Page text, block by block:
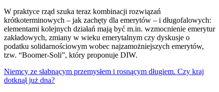
W praktyce rząd szuka teraz kombinacji rozwiązań
krótkoterminowych – jak zachęty dla emerytów – i długofalowych:
elementami kolejnych działań mają być m.in. wzmocnienie emerytur
zakładowych, zmiany w wieku emerytalnym czy dyskusje o
podatku solidarnościowym wobec najzamożniejszych emerytów,
tzw. “Boomer-Soli”, który proponuje DIW.
Niemcy ze słabnącym przemysłem i rosnącym długiem. Czy kraj
dotknął już dna?